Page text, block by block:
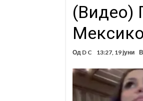
(Видео)
Од D C 13:27, 19 јуни